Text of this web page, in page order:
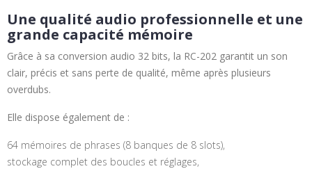
Une qualité audio professionnelle et une
grande capacité mémoire
Grâce à sa conversion audio 32 bits, la RC-202 garantit un son
clair, précis et sans perte de qualité, même après plusieurs
overdubs.
Elle dispose également de :
64 mémoires de phrases (8 banques de 8 slots),
stockage complet des boucles et réglages,